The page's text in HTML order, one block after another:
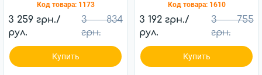
85г/м2 (75м2)
Код товара: 1173
3 259 грн./
рул.
3 834
грн.
Купить
(75м2)
Код товара: 1610
3 192 грн./
рул.
3 755
грн.
Купить